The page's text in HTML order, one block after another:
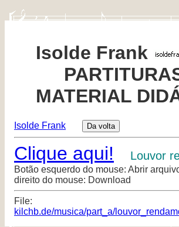
Isolde Frank
MATERIAL
Isolde Frank
Clique aqui! Louvor
Botão esquerdo do mouse: Abrir
direito do mouse: Download
File:
kilchb.de/musica/part_a/